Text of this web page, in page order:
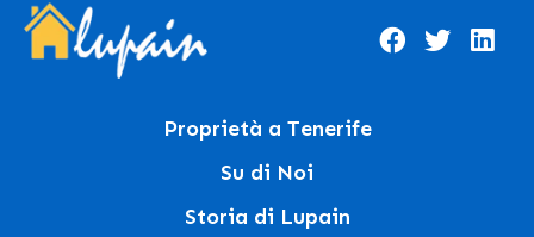
Proprietà a Tenerife
Su di Noi
Storia di Lupain